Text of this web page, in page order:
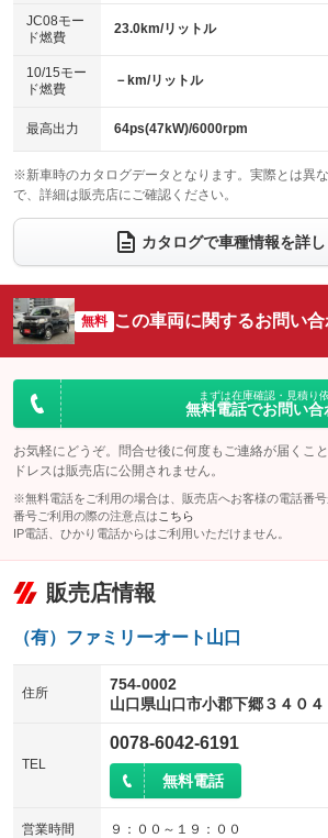
電動格納ミラー
：装備あり
ローダウン
：装備なし
ベンチシート
：装備あり
チップアップシート
：装備なし
電動格納サードシート
：装備なし シート
：装備
ウォークスルー
電動リアゲート フロン
：装備
シートエアコン
：装備なし 全周囲
：装備
サイドカメラ
：装備なし ルーフ
：装備
エアサスペンション ヘッド
JC08モー
ド燃費
23.0km/リットル
10/15モー
ド燃費
－km/リットル
最高出力 64ps(47kW)/6000rpm
※新車時のカタログデータとなります。実際とは異
で、詳細は販売店にご確認ください。
カタログで車種情報を詳
無料 この車両に関するお問い
まずは在庫確認・見積り
無料電話でお問い合
お気軽にどうぞ。問合せ後に何度もご連絡が届くこ
ドレスは販売店に公開されません。
※無料電話をご利用の場合は、販売店へお客様の電話番
番号ご利用の際の注意点は こちら
IP電話、ひかり電話からはご利用いただけません。
販売店情報
（有）ファミリーオート山口
住所
754-0002
山口県山口市小郡下郷３４０４
TEL
0078-6042-6191
無料電話
営業時間 ９：００～１９：００